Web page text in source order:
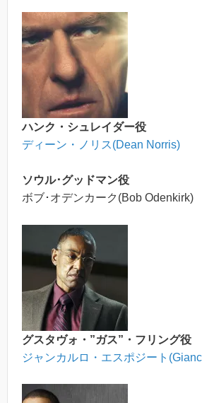
ハンク・シュレイダー役
ディーン・ノリス(Dean Norris)
ソウル･グッドマン役
ボブ･オデンカーク(Bob Odenkirk)
グスタヴォ・”ガス”・フリング役
ジャンカルロ・エスポジート